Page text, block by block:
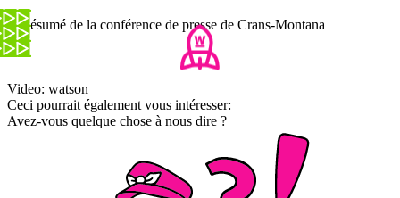
Le résumé de la conférence de presse de Crans-Montana
Video: watson
Ceci pourrait également vous intéresser:
Avez-vous quelque chose à nous dire ?